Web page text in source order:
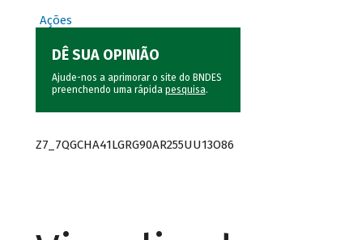
Ações
DÊ SUA OPINIÃO
Ajude-nos a aprimorar o site do BNDES
preenchendo uma rápida pesquisa.
Z7_7QGCHA41LGRG90AR255UU13O86